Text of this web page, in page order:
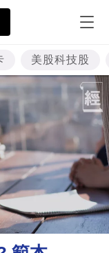
美股科技股